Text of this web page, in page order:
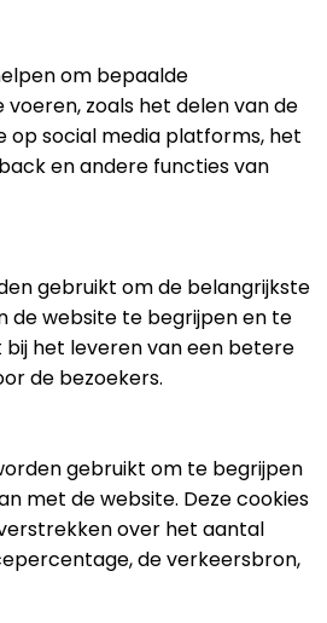
om bepaalde
zoals het delen van de
op social media platforms, het
en andere functies van
gebruikt om de belangrijkste
de website te begrijpen en te
het leveren van een betere
de bezoekers.
gebruikt om te begrijpen
met de website. Deze cookies
over het aantal
de verkeersbron,